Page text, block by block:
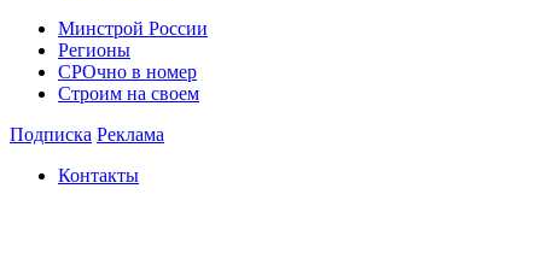
Минстрой России
Регионы
СРОчно в номер
Строим на своем
Подписка Реклама
Контакты